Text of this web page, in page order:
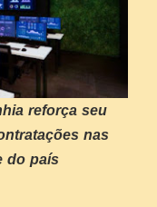
reforça seu
nas
do país